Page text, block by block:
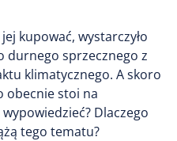
kupować, wystarczyło
durnego sprzecznego z
klimatycznego. A skoro
obecnie stoi na
Dlaczego
tego tematu?